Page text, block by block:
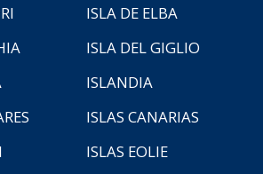
ISLA DE ELBA
ISLA DEL GIGLIO
ISLANDIA
ISLAS CANARIAS
ISLAS EOLIE